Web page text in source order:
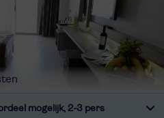
mogelijk, 2-3 pers